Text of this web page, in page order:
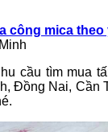
công mica theo
cầu tìm mua
Đồng Nai, Cần